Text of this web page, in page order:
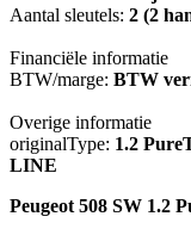
Aantal sleutels: 2 (2
Financiële informatie
BTW/marge: BTW
Overige informatie
originalType: 1.2
LINE
Peugeot 508 SW 1.2